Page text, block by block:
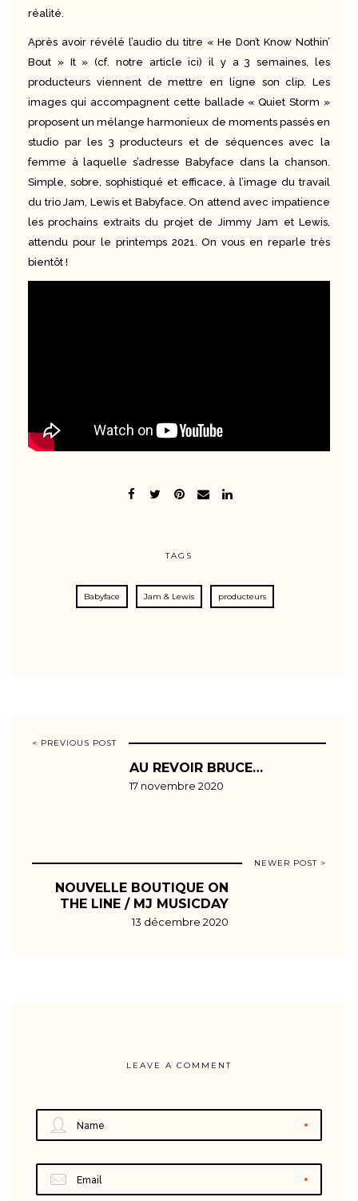
réalité.
Après avoir révélé l’audio du titre « He Don’t Know Nothin’
Bout » It » (cf. notre articleici) il y a 3 semaines, les
producteurs viennent de mettre en ligne son clip. Les
images qui accompagnent cette ballade « Quiet Storm »
proposent un mélange harmonieux de moments passés en
studio par les 3 producteurs et de séquences avec la
femme à laquelle s’adresse Babyface dans la chanson.
Simple, sobre, sophistiqué et efficace, à l’image du travail
du trio Jam, Lewis et Babyface. On attend avec impatience
les prochains extraits du projet de Jimmy Jam et Lewis,
attendu pour le printemps 2021. On vous en reparle très
bientôt !
TAGS
Babyface Jam & Lewis producteurs
< PREVIOUS POST
AU REVOIR BRUCE…
17 novembre 2020
NEWER POST >
NOUVELLE BOUTIQUE ON
THE LINE / MJ MUSICDAY
13 décembre 2020
LEAVE A COMMENT
Name
Email